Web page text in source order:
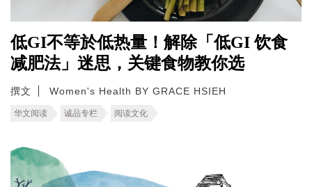
低GI不等於低热量！解除「低GI 饮食
减肥法」迷思，关键食物教你选
撰文 Women's Health BY GRACE HSIEH
华文阅读 诚品专栏 阅读文化